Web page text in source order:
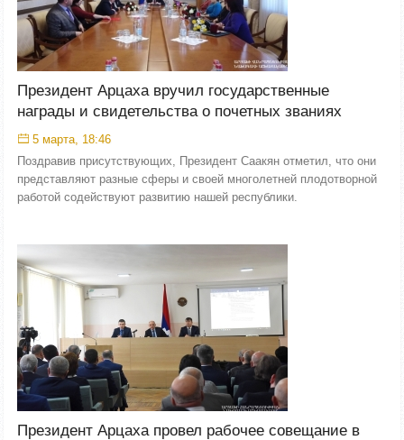
Президент Арцаха вручил государственные
награды и свидетельства о почетных званиях
5 марта, 18:46
Поздравив присутствующих, Президент Саакян отметил, что они
представляют разные сферы и своей многолетней плодотворной
работой содействуют развитию нашей республики.
Президент Арцаха провел рабочее совещание в